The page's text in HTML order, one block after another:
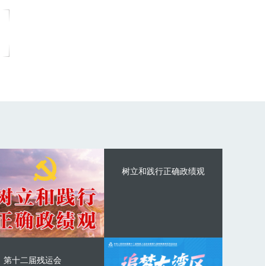
树立和践行正确政绩观
第十二届残运会